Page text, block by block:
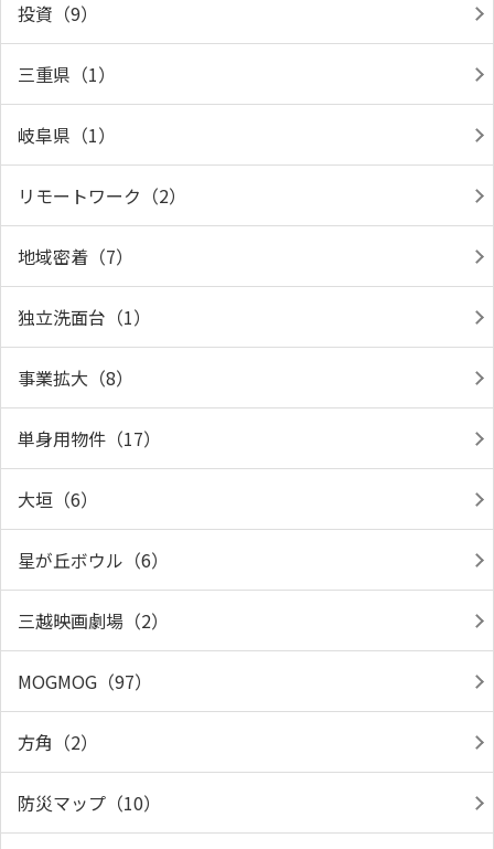
投資（9）
三重県（1）
岐阜県（1）
リモートワーク（2）
地域密着（7）
独立洗面台（1）
事業拡大（8）
単身用物件（17）
大垣（6）
星が丘ボウル（6）
三越映画劇場（2）
MOGMOG（97）
方角（2）
防災マップ（10）